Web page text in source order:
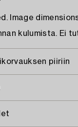
Image
kulumista. Ei
piiriin